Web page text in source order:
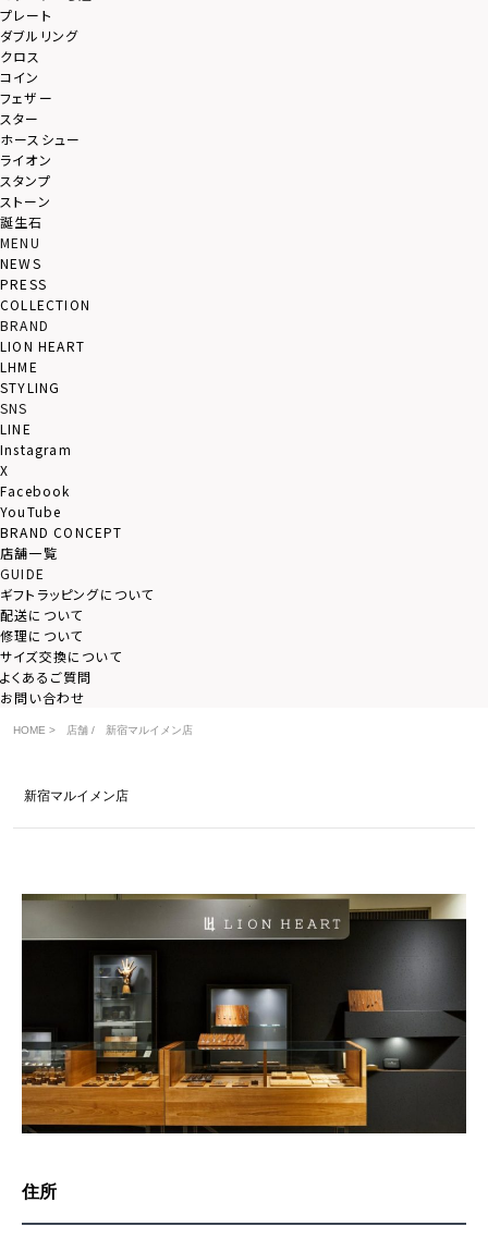
プレート
ダブルリング
クロス
コイン
フェザー
スター
ホースシュー
ライオン
スタンプ
ストーン
誕生石
MENU
NEWS
PRESS
COLLECTION
BRAND
LION HEART
LHME
STYLING
SNS
LINE
Instagram
X
Facebook
YouTube
BRAND CONCEPT
店舗一覧
GUIDE
ギフトラッピングについて
配送について
修理について
サイズ交換について
よくあるご質問
お問い合わせ
HOME > 店舗 / 新宿マルイメン店
新宿マルイメン店
住所